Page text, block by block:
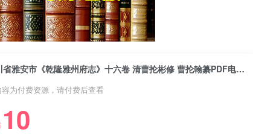
四川省雅安市《乾隆雅州府志》十六卷 清曹抡彬修 曹抡翰纂PDF电子版地方志下载
容为付费资源，请付费后查看
10